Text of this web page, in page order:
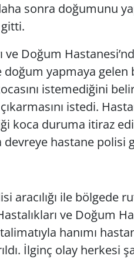
sonra doğumunu
ve Doğum
doğum yapmaya gelen
istemediğini
istedi.
koca duruma itiraz
hastane polisi
aracılığı ile bölgede
ve Doğum
hanımı
İlginç olay herkesi